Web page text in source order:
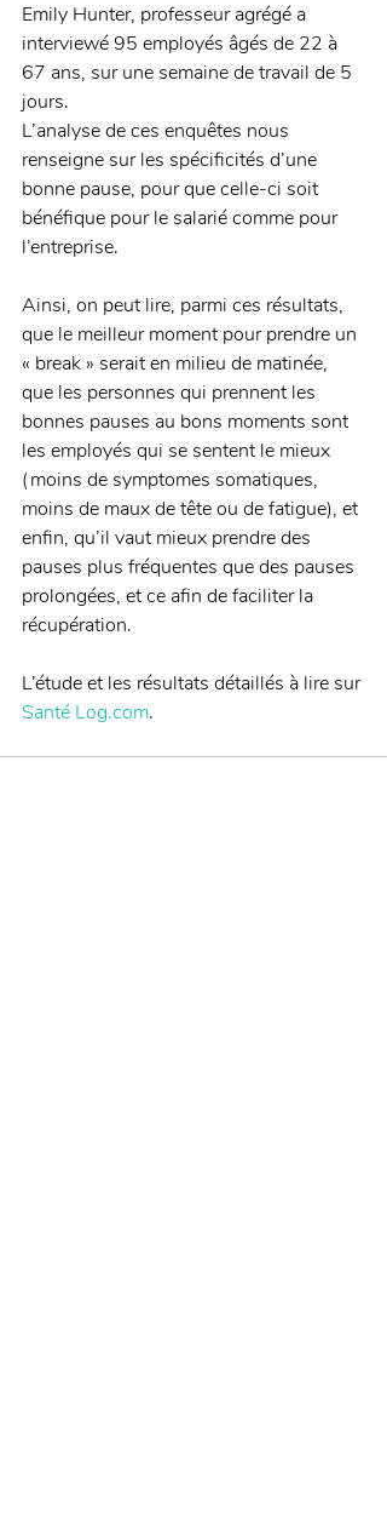
Emily Hunter, professeur agrégé a
interviewé 95 employés âgés de 22 à
67 ans, sur une semaine de travail de 5
jours.
L’analyse de ces enquêtes nous
renseigne sur les spécificités d’une
bonne pause, pour que celle-ci soit
bénéfique pour le salarié comme pour
l’entreprise.
Ainsi, on peut lire, parmi ces résultats,
que le meilleur moment pour prendre un
« break » serait en milieu de matinée,
que les personnes qui prennent les
bonnes pauses au bons moments sont
les employés qui se sentent le mieux
(moins de symptomes somatiques,
moins de maux de tête ou de fatigue), et
enfin, qu’il vaut mieux prendre des
pauses plus fréquentes que des pauses
prolongées, et ce afin de faciliter la
récupération.
L’étude et les résultats détaillés à lire sur
Santé Log.com.